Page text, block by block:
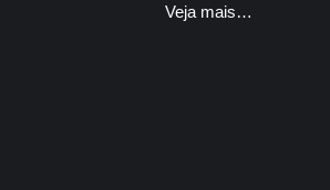
Veja mais…